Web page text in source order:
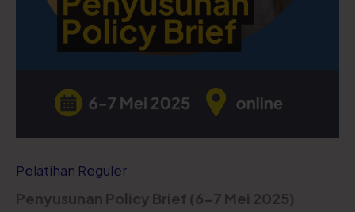
Pelatihan Reguler
Penyusunan Policy Brief (6-7 Mei 2025)